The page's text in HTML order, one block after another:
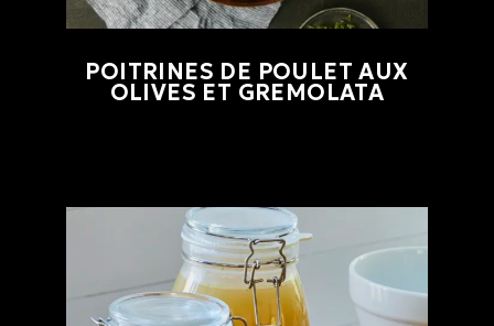
POITRINES DE POULET AUX
OLIVES ET GREMOLATA